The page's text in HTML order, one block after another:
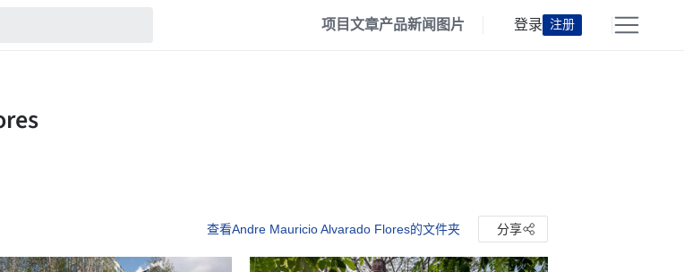
项目文章产品新闻 图片 登录 注册
查看Andre Mauricio Alvarado Flores的文件夹 分享